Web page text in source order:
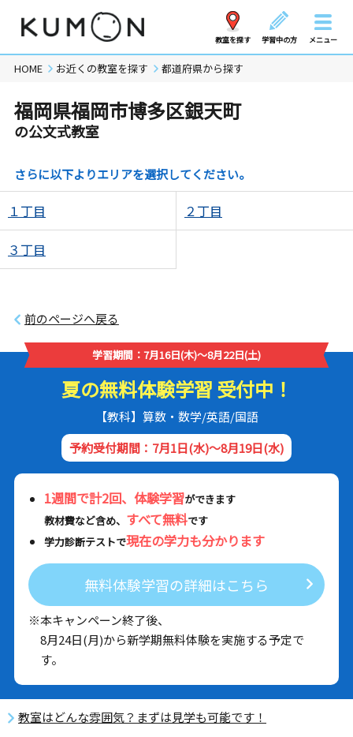
教室を探す 学習中の方 メニュー
HOME お近くの教室を探す 都道府県から探す
福岡県福岡市博多区銀天町
の公文式教室
さらに以下よりエリアを選択してください。
１丁目 ２丁目
３丁目
前のページへ戻る
学習期間：7月16日(木)～8月22日(土)
夏の無料体験学習 受付中！
【教科】算数・数学/英語/国語
予約受付期間：7月1日(水)～8月19日(水)
1週間で計2回、体験学習ができます
教材費など含め、 すべて無料です
学力診断テストで現在の学力も分かります
無料体験学習の詳細はこちら
※本キャンペーン終了後、
8月24日(月)から新学期無料体験を実施する予定で
す。
教室はどんな雰囲気？まずは見学も可能です！